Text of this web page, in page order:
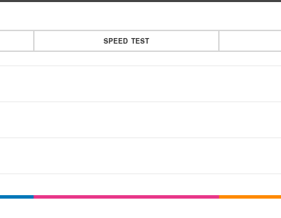
SPEED TEST